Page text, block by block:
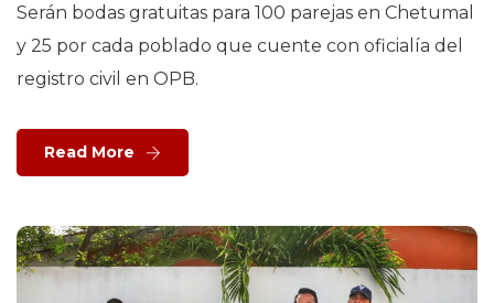
Serán bodas gratuitas para 100 parejas en Chetumal
y 25 por cada poblado que cuente con oficialía del
registro civil en OPB.
Read More